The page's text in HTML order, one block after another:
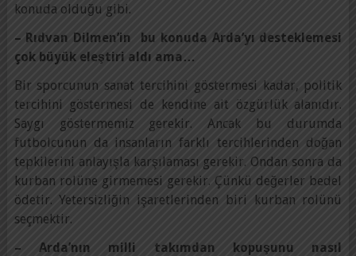
konuda olduğu gibi.
– Rıdvan Dilmen’in bu konuda Arda’yı desteklemesi
çok büyük eleştiri aldı ama…
Bir sporcunun sanat tercihini göstermesi kadar, politik
tercihini göstermesi de kendine ait özgürlük alanıdır.
Saygı göstermemiz gerekir. Ancak bu durumda
futbolcunun da insanların farklı tercihlerinden doğan
tepkilerini anlayışla karşılaması gerekir. Ondan sonra da
kurban rolüne girmemesi gerekir. Çünkü değerler bedel
ödetir. Yetersizliğin işaretlerinden biri kurban rolünü
seçmektir.
– Arda’nın milli takımdan kopuşunu nasıl